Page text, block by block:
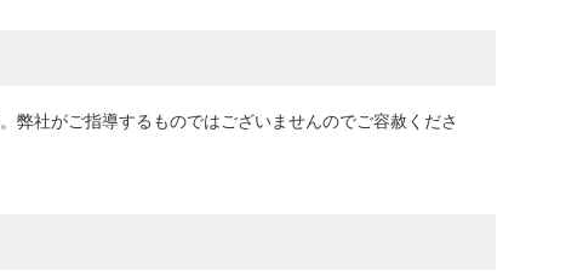
弊社がご指導するものではございませんのでご容赦くださ